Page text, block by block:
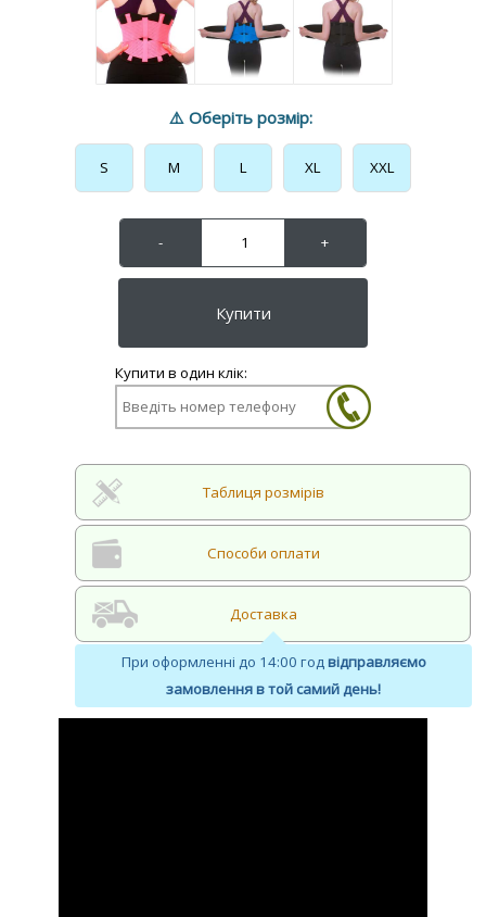
S M L XL XXL
Таблиця розмірів
Cпособи оплати
Доставка
При оформленні до 14:00 годвідправляємо
замовлення в той самий день!